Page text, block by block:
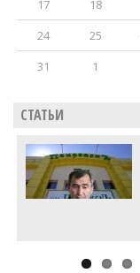
17
18
24
25
31
1
СТАТЬИ